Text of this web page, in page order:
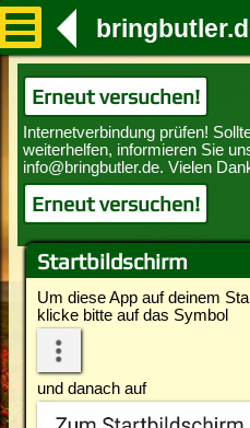
Startbildschirm
Um diese App auf deinem
klicke bitte auf das Symbol
und danach auf
Erneut versuchen!
Erneut versuchen!